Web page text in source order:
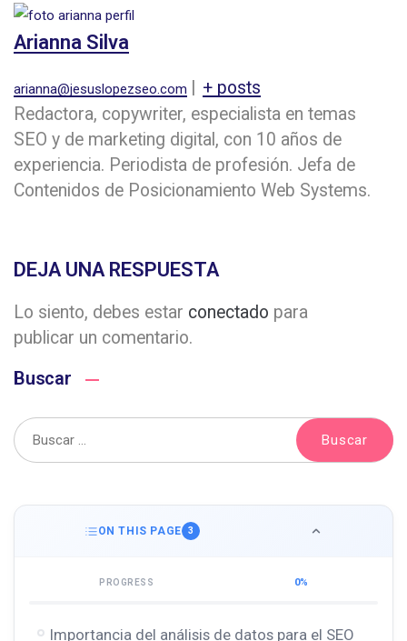
Arianna Silva
arianna@jesuslopezseo.com
+ posts
Redactora, copywriter, especialista en temas
SEO y de marketing digital, con 10 años de
experiencia. Periodista de profesión. Jefa de
Contenidos de Posicionamiento Web Systems.
DEJA UNA RESPUESTA
Lo siento, debes estar conectado para
publicar un comentario.
Buscar
ON THIS PAGE 3
PROGRESS 0%
Importancia del análisis de datos para el SEO